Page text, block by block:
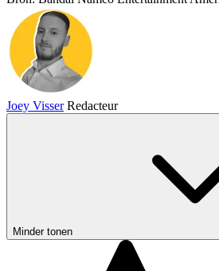
Joey Visser Redacteur
Minder tonen